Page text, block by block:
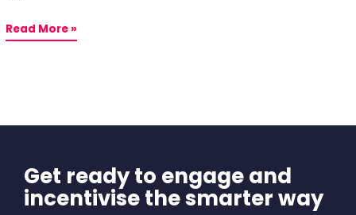
Read More »
Get ready to engage and
incentivise the smarter way